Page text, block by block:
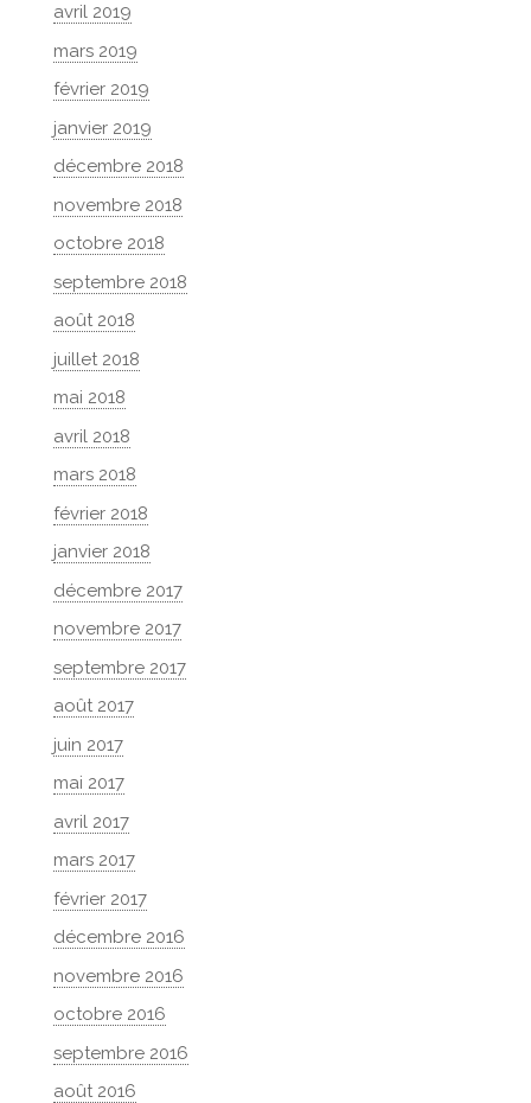
avril 2019
mars 2019
février 2019
janvier 2019
décembre 2018
novembre 2018
octobre 2018
septembre 2018
août 2018
juillet 2018
mai 2018
avril 2018
mars 2018
février 2018
janvier 2018
décembre 2017
novembre 2017
septembre 2017
août 2017
juin 2017
mai 2017
avril 2017
mars 2017
février 2017
décembre 2016
novembre 2016
octobre 2016
septembre 2016
août 2016